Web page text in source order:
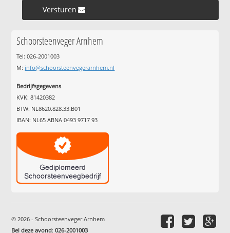
Versturen »
Schoorsteenveger Arnhem
Tel: 026-2001003
M: info@schoorsteenvegerarnhem.nl
Bedrijfsgegevens
KVK: 81420382
BTW: NL8620.828.33.B01
IBAN: NL65 ABNA 0493 9717 93
© 2026 - Schoorsteenveger Arnhem
Bel deze avond:026-2001003